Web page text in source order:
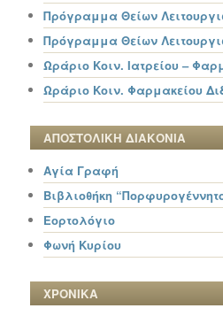
Πρόγραμμα Θείων
Πρόγραμμα Θείων
Ωράριο Κοιν. Ιατρείου –
Ωράριο Κοιν. Φαρμακείου
ΑΠΟΣΤΟΛΙΚΗ ΔΙΑΚΟΝΙΑ
Αγία Γραφή
Βιβλιοθήκη
Εορτολόγιο
Φωνή Κυρίου
ΧΡΟΝΙΚΑ